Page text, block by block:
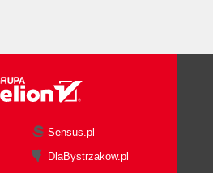
with the Azure CLI
with Slots
Function Deployments
Logs in Your Code
TypeScript
Sensus.pl
DlaBystrzakow.pl